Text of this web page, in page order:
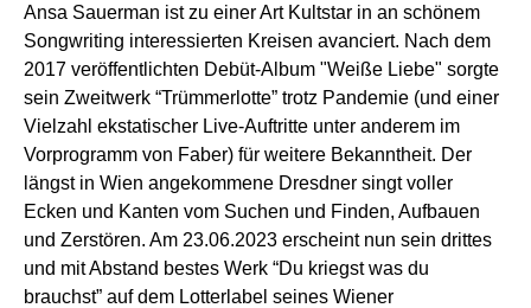
Ansa Sauerman ist zu einer Art Kultstar in an schönem
Songwriting interessierten Kreisen avanciert. Nach dem
2017 veröffentlichten Debüt-Album "Weiße Liebe" sorgte
sein Zweitwerk “Trümmerlotte” trotz Pandemie (und einer
Vielzahl ekstatischer Live-Auftritte unter anderem im
Vorprogramm von Faber) für weitere Bekanntheit. Der
längst in Wien angekommene Dresdner singt voller
Ecken und Kanten vom Suchen und Finden, Aufbauen
und Zerstören. Am 23.06.2023 erscheint nun sein drittes
und mit Abstand bestes Werk “Du kriegst was du
brauchst” auf dem Lotterlabel seines Wiener